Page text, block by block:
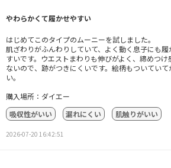
やわらかくて履かせやすい
はじめてこのタイプのムーニーを試しました。
肌ざわりがふんわりしていて、よく動く息子にも履
すいです。ウエストまわりも伸びがよく、締めつけ
ないので、跡がつきにくいです。絵柄もついていて
い。
購入場所：ダイエー
吸収性がいい
漏れにくい 肌触りがいい
2026-07-20 16:42:51